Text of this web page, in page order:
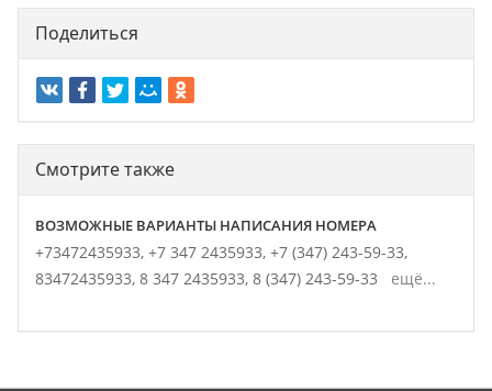
Поделиться
Смотрите также
ВОЗМОЖНЫЕ ВАРИАНТЫ НАПИСАНИЯ НОМЕРА
+73472435933, +7 347 2435933, +7 (347) 243-59-33,
83472435933, 8 347 2435933, 8 (347) 243-59-33 ещё...